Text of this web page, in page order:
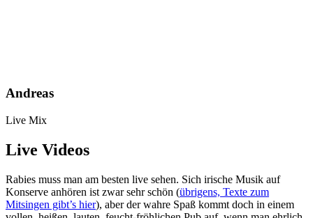
Andreas
Live Mix
Live Videos
Rabies muss man am besten live sehen. Sich irische Musik auf
Konserve anhören ist zwar sehr schön (übrigens, Texte zum
Mitsingen gibt’s hier), aber der wahre Spaß kommt doch in einem